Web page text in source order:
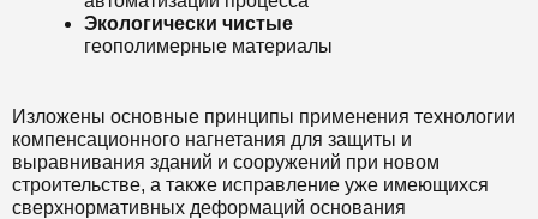
Экологически чистые
геополимерные материалы
Изложены основные принципы применения технологии
компенсационного нагнетания для защиты и
выравнивания зданий и сооружений при новом
строительстве, а также исправление уже имеющихся
сверхнормативных деформаций основания